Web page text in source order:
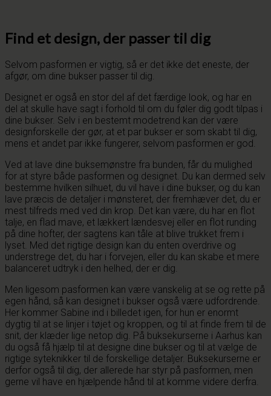
Find et design, der passer til dig
Selvom pasformen er vigtig, så er det ikke det eneste, der
afgør, om dine bukser passer til dig.
Designet er også en stor del af det færdige look, og har en
del at skulle have sagt i forhold til om du føler dig godt tilpas i
dine bukser. Selv i en bestemt modetrend kan der være
designforskelle der gør, at et par bukser er som skabt til dig,
mens et andet par ikke fungerer, selvom pasformen er god.
Ved at lave dine buksemønstre fra bunden, får du mulighed
for at styre både pasformen og designet. Du kan dermed selv
bestemme hvilken silhuet, du vil have i dine bukser, og du kan
lave præcis de detaljer i mønsteret, der fremhæver det, du er
mest tilfreds med ved din krop. Det kan være, du har en flot
talje, en flad mave, et lækkert lændesvej eller en flot runding
på dine hofter, der sagtens kan tåle at blive trukket frem i
lyset. Med det rigtige design kan du enten overdrive og
understrege det, du har i forvejen, eller du kan skabe et mere
balanceret udtryk i den helhed, der er dig.
Men ligesom pasformen kan være vanskelig at se og rette på
egen hånd, så kan designet i bukser også være udfordrende.
Her kommer Sabine ind i billedet igen, for hun er enormt
dygtig til at se linjer i tøjet og kroppen, og til at finde frem til de
snit, der klæder lige netop dig. På buksekurserne i Aarhus kan
du også få hjælp til at designe dine bukser og til at vælge de
rigtige syteknikker til de forskellige detaljer. Buksekurserne er
derfor også til dig, der allerede har styr på pasformen, men
gerne vil have en hjælpende hånd til at komme videre derfra.